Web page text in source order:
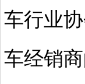
车行业
车经销